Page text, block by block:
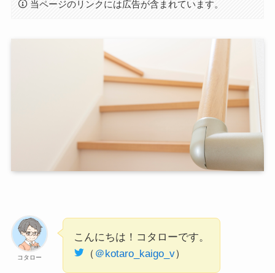
当ページのリンクには広告が含まれています。
コタロー
こんにちは！コタローです。
（ ＠kotaro_kaigo_v）